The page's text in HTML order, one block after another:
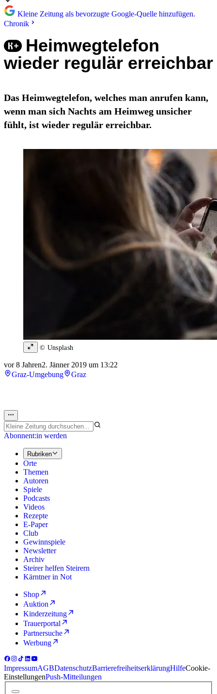
Kleine Zeitung als bevorzugte Google-Quelle hinzufügen.
Chronik
Heimwegtelefon
wieder regulär erreichbar
Das Heimwegtelefon, welches man anrufen kann,
wenn man sich Nachts am Heimweg unsicher
fühlt, ist wieder regulär erreichbar.
© Unsplash
vor 8 Jahren2. Jänner 2019 um 13:22
Graz-Umgebung
Graz
Abonnent:in werden
Rubriken
Orte
Themen
Autoren
Spiele
Podcasts
Videos
Rezepte
E-Paper
Club
Gewinnspiele
Newsletter
Archiv
Steirer helfen Steirern
Kärntner in Not
Shop
Auktion
Kinderzeitung
Trauerportal
Partnersuche
Werbung
ImpressumAGBDatenschutzBarrierefreiheitserklärungHilfeCookie-
EinstellungenPush-Mitteilungen